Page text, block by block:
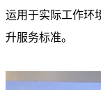
运用于实际工作环
升服务标准。